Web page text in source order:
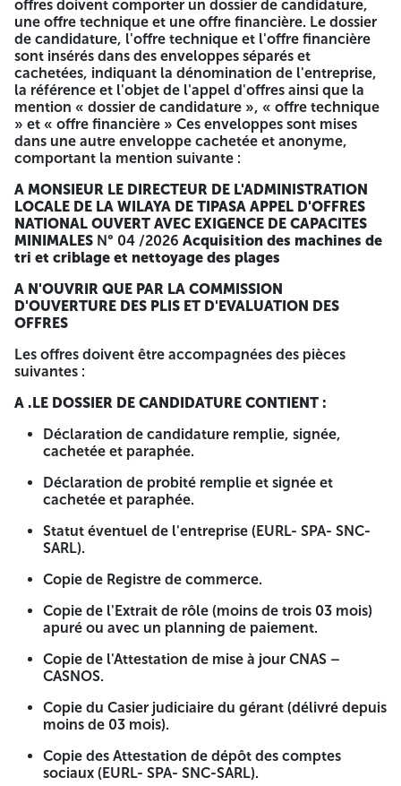
cours de validité. Les soumissionnaires doivent présenter
un engagement de délai de livraison, engagement de
garantie et engagement de service après-vente signée,
cachetée et paraphée Selon le modèle indiqué dans le
cahier des charges page 20 PLANÈTE SPORT ANEP
2616009749 du 19/03/2026 A -=-=-=-
REPUBLIQUE ALGERIENNE
DEMOCRATIQUE ET POPULAIRE
WILAYA DE TIPASA
DIRECTION DE
L'ADMINISTRATION LOCALE
APPEL D'OFFRES NATIONAL OUVERT
AVEC EXIGENCE DE CAPACITES
MINIMALES
N° 04 /2026
Numéro d'identification fiscale : 099 442 019 000 725
La Direction de l'administration locale de la Wilaya de
Tipasa lance un avis d'appel d'offres national ouvert avec
exigence de capacités minimales pour :
Acquisition des machines de tri et criblage et nettoyage
des plages
Les entreprises publiques et privées soumises à la loi
algérienne, concessionnaires et agents agréés, (fabricants,
importateurs, revendeurs) spécialisés et disposant des
capacités suivantes :
A - Capacités techniques: Ayant réalisée au moins un
projet (Acquisition d’une machine de tri et criblage et
exécution délivrés par un maitre d'ouvrage public ou par
un établissement public).
supérieur ou égal à :10 000 000,00 DA(Justifié par les
bilans des trois années ou C20 visé par les services des
offres doivent comporter un dossier de candidature,
une offre technique et une offre financière. Le dossier
de candidature, l'offre technique et l'offre financière
sont insérés dans des enveloppes séparés et
cachetées, indiquant la dénomination de l'entreprise,
la référence et l'objet de l'appel d'offres ainsi que la
mention « dossier de candidature », « offre technique
» et « offre financière » Ces enveloppes sont mises
dans une autre enveloppe cachetée et anonyme,
comportant la mention suivante :
A MONSIEUR LE DIRECTEUR DE L'ADMINISTRATION
LOCALE DE LA WILAYA DE TIPASA APPEL D'OFFRES
NATIONAL OUVERT AVEC EXIGENCE DE CAPACITES
MINIMALES N° 04 /2026 Acquisition des machines de
tri et criblage et nettoyage des plages
A N'OUVRIR QUE PAR LA COMMISSION
D'OUVERTURE DES PLIS ET D'EVALUATION DES
OFFRES
Les offres doivent être accompagnées des pièces
suivantes :
A .LE DOSSIER DE CANDIDATURE CONTIENT :
Déclaration de candidature remplie, signée,
cachetée et paraphée.
Déclaration de probité remplie et signée et
cachetée et paraphée.
Statut éventuel de l'entreprise (EURL- SPA- SNC-
SARL).
Copie de Registre de commerce.
Copie de l'Extrait de rôle (moins de trois 03 mois)
apuré ou avec un planning de paiement.
Copie de l'Attestation de mise à jour CNAS –
CASNOS.
Copie du Casier judiciaire du gérant (délivré depuis
moins de 03 mois).
Copie des Attestation de dépôt des comptes
sociaux (EURL- SPA- SNC-SARL).